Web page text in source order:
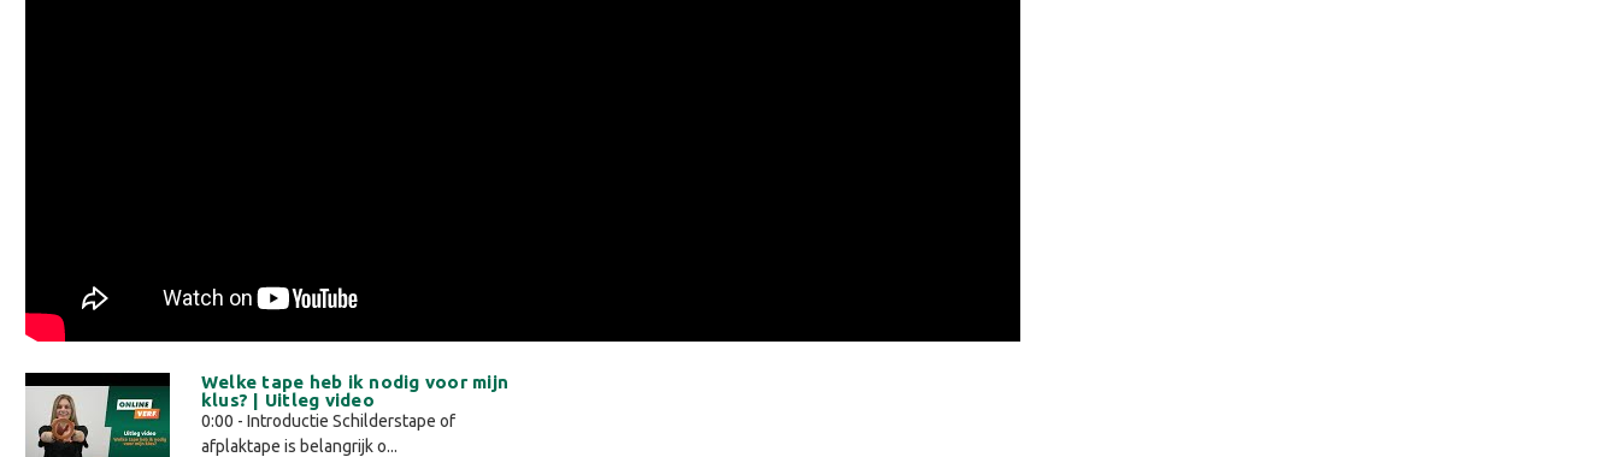
Welke tape heb ik nodig voor mijn
klus? | Uitleg video
0:00 - Introductie Schilderstape of
afplaktape is belangrijk o...